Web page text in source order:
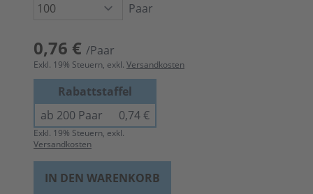
Paar
0,76 € /Paar
Exkl. 19% Steuern, exkl. Versandkosten
Rabattstaffel
ab 200 Paar
0,74 €
Exkl. 19% Steuern, exkl.
Versandkosten
IN DEN WARENKORB